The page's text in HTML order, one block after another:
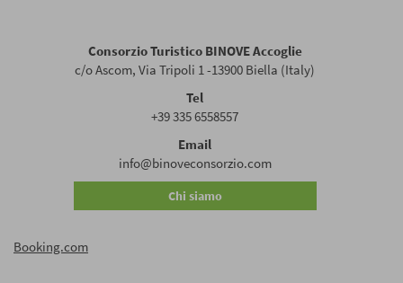
Consorzio Turistico BINOVE Accoglie
c/o Ascom, Via Tripoli 1 -13900 Biella (Italy)
Tel
+39 335 6558557
Email
info@binoveconsorzio.com
Chi siamo
Booking.com